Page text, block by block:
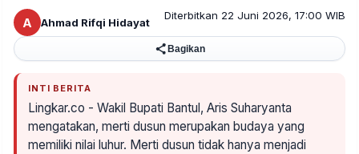
A Ahmad Rifqi Hidayat
Diterbitkan 22 Juni 2026, 17:00 WIB
Bagikan
INTI BERITA
Lingkar.co - Wakil Bupati Bantul, Aris Suharyanta
mengatakan, merti dusun merupakan budaya yang
memiliki nilai luhur. Merti dusun tidak hanya menjadi